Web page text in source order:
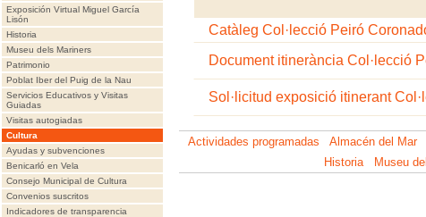
Exposición Virtual Miguel García
Lisón
Historia
Museu dels Mariners
Patrimonio
Poblat Iber del Puig de la Nau
Servicios Educativos y Visitas
Guiadas
Visitas autogiadas
Cultura
Ayudas y subvenciones
Benicarló en Vela
Consejo Municipal de Cultura
Convenios suscritos
Indicadores de transparencia
Catàleg Col·lecció Peiró
Document itinerància Col·lecció
Sol·licitud exposició itinerant
Actividades programadas Almacén del Mar
Historia
Museu